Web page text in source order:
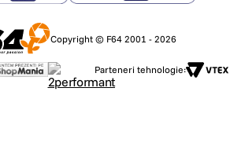
Copyright © F64 2001 - 2026
Parteneri tehnologie: